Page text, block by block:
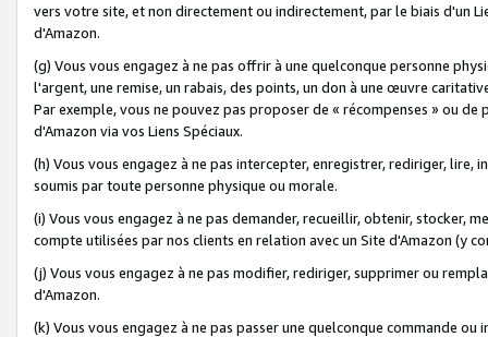
vers votre site, et non directement ou indirectement, par le biais d'un
d'Amazon.
(g) Vous vous engagez à ne pas offrir à une quelconque personne
l'argent, une remise, un rabais, des points, un don à une œuvre
Par exemple, vous ne pouvez pas proposer de « récompenses » ou
d'Amazon via vos Liens Spéciaux.
(h) Vous vous engagez à ne pas intercepter, enregistrer, rediriger,
soumis par toute personne physique ou morale.
(i) Vous vous engagez à ne pas demander, recueillir, obtenir, stocker,
compte utilisées par nos clients en relation avec un Site d'Amazon (y
(j) Vous vous engagez à ne pas modifier, rediriger, supprimer ou
d'Amazon.
(k) Vous vous engagez à ne pas passer une quelconque commande